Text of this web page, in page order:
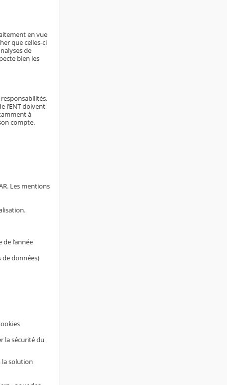
en vue
que celles-ci
de
bien les
l’ENT doivent
à
compte.
Les mentions
l’année
de données)
la sécurité du
la solution